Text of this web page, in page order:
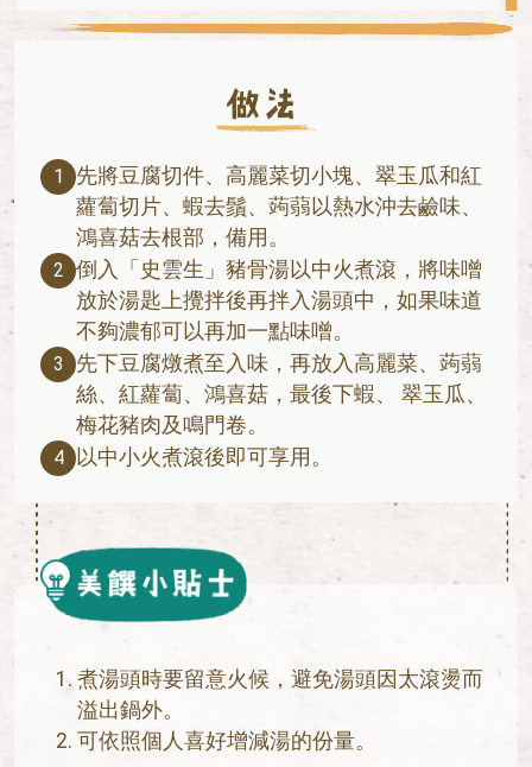
1
先將⾖腐切件、⾼麗菜切⼩塊、翠玉瓜和紅
蘿蔔切⽚、蝦去鬚、蒟蒻以熱⽔沖去鹼味、
鴻喜菇去根部，備⽤。
2 倒入「史雲⽣」豬骨湯以中火煮滾，將味噌
放於湯匙上攪拌後再拌入湯頭中，如果味道
不夠濃郁可以再加⼀點味噌。
3
先下⾖腐燉煮⾄入味，再放入⾼麗菜、蒟蒻
絲、紅蘿蔔、鴻喜菇，最後下蝦、 翠玉瓜、
梅花豬⾁及鳴門卷。
4 以中⼩火煮滾後即可享用。
煮湯頭時要留意火候，避免湯頭因太滾燙而
溢出鍋外。
可依照個人喜好增減湯的份量。